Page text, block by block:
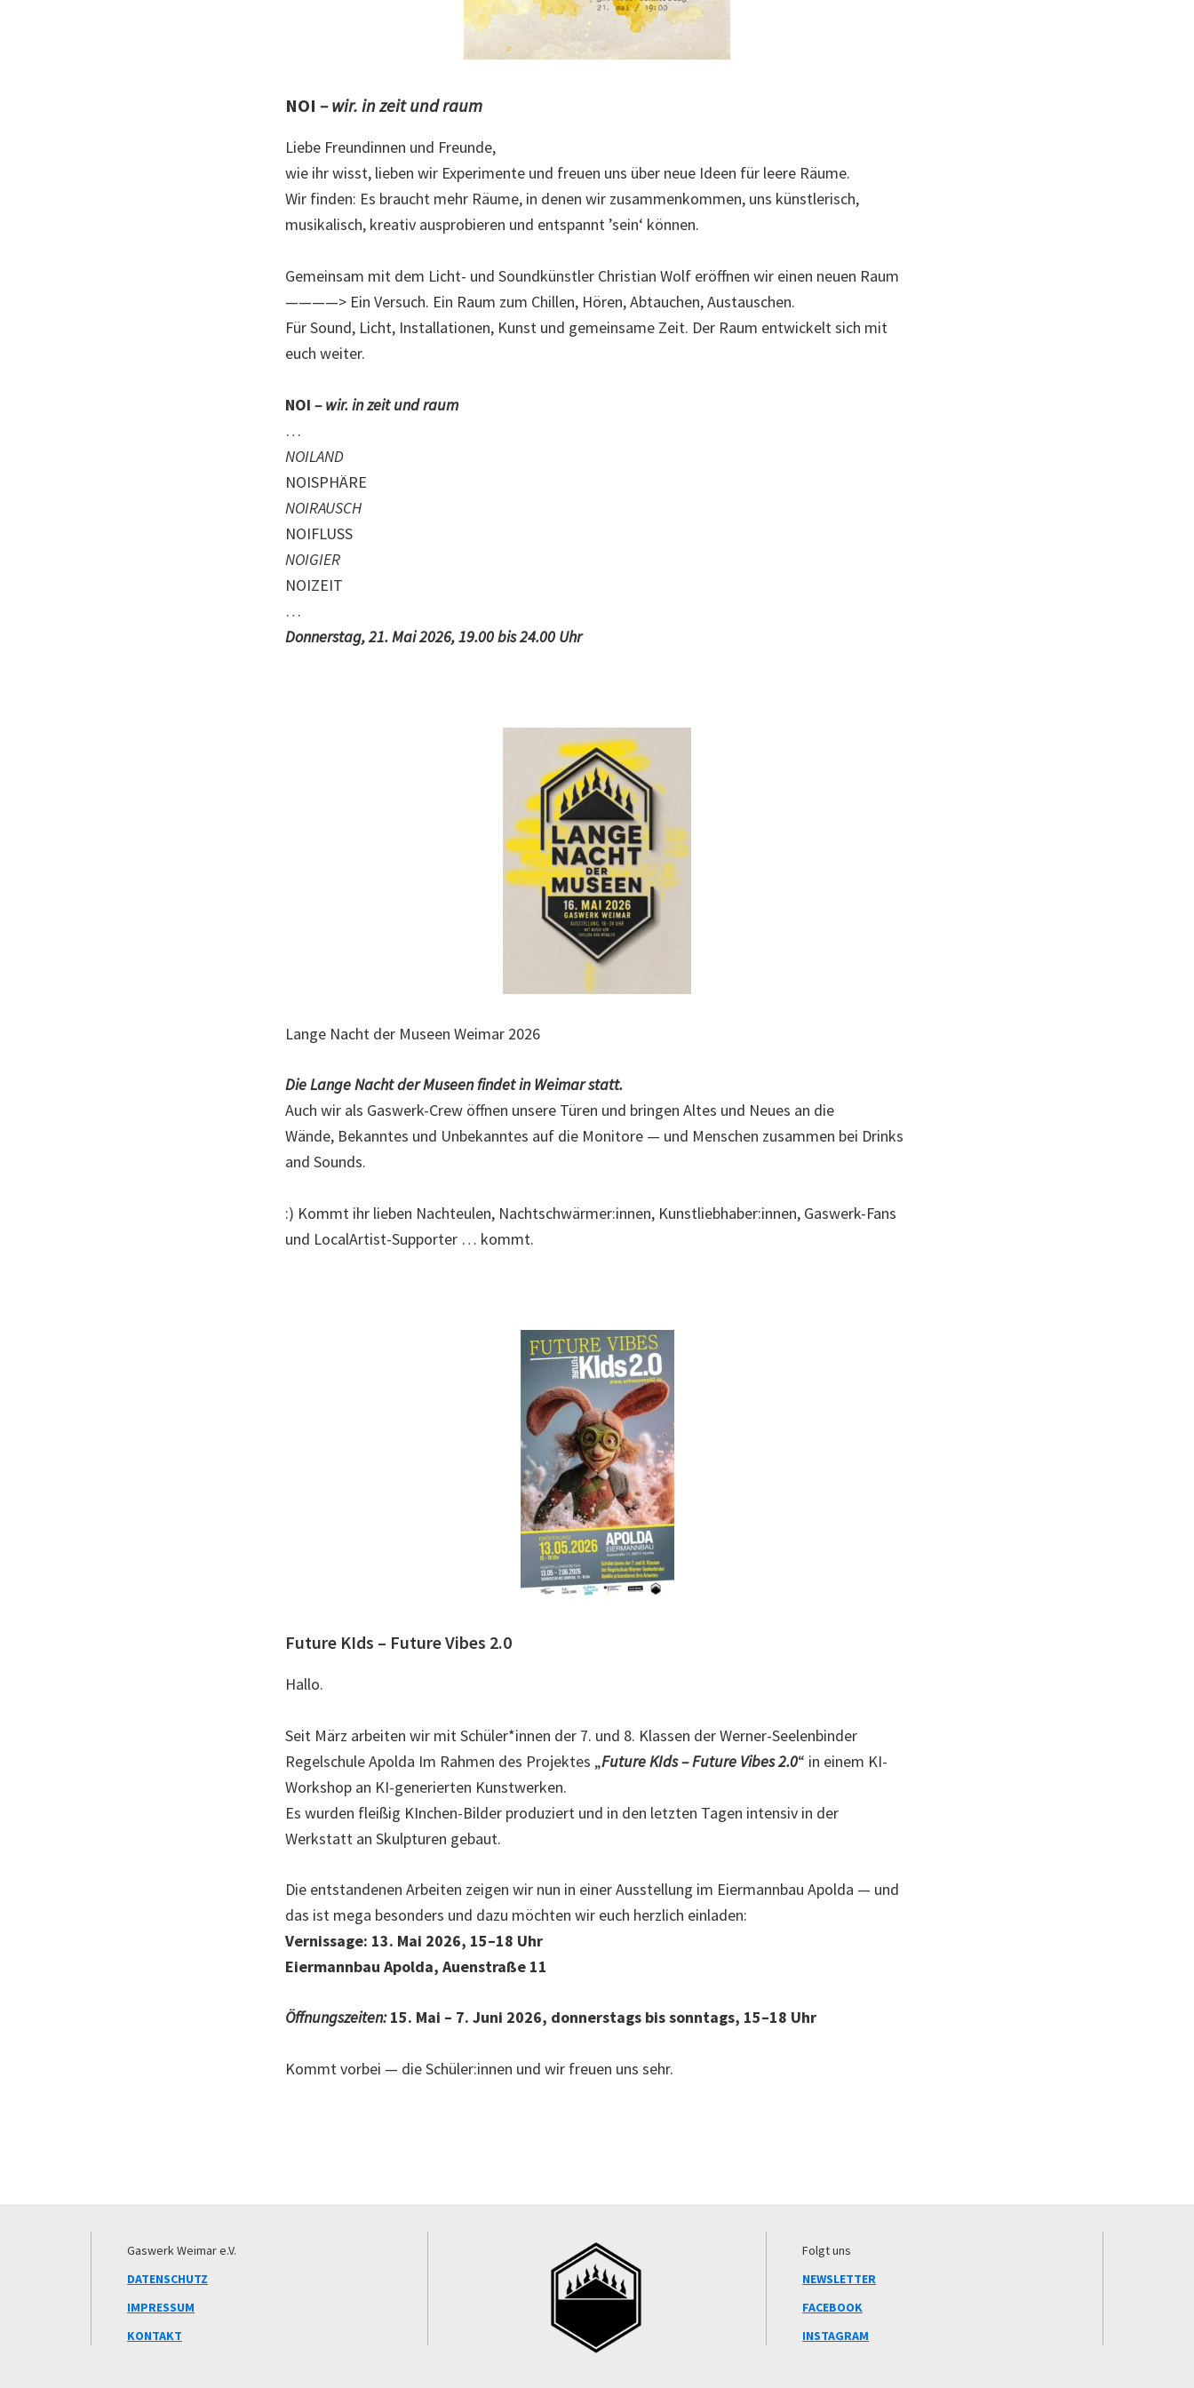
NOI – wir. in zeit und raum
Liebe Freundinnen und Freunde,
wie ihr wisst, lieben wir Experimente und freuen uns über neue Ideen für leere Räume.
Wir finden: Es braucht mehr Räume, in denen wir zusammenkommen, uns künstlerisch,
musikalisch, kreativ ausprobieren und entspannt ’sein‘ können.
Gemeinsam mit dem Licht- und Soundkünstler Christian Wolf eröffnen wir einen neuen Raum
————> Ein Versuch. Ein Raum zum Chillen, Hören, Abtauchen, Austauschen.
Für Sound, Licht, Installationen, Kunst und gemeinsame Zeit. Der Raum entwickelt sich mit
euch weiter.
NOI – wir. in zeit und raum
…
NOILAND
NOISPHÄRE
NOIRAUSCH
NOIFLUSS
NOIGIER
NOIZEIT
…
Donnerstag, 21. Mai 2026, 19.00 bis 24.00 Uhr
Lange Nacht der Museen Weimar 2026
Die Lange Nacht der Museen findet in Weimar statt.
Auch wir als Gaswerk-Crew öffnen unsere Türen und bringen Altes und Neues an die
Wände, Bekanntes und Unbekanntes auf die Monitore — und Menschen zusammen bei Drinks
and Sounds.
:) Kommt ihr lieben Nachteulen, Nachtschwärmer:innen, Kunstliebhaber:innen, Gaswerk-Fans
und LocalArtist-Supporter … kommt.
Future KIds – Future Vibes 2.0
Hallo.
Seit März arbeiten wir mit Schüler*innen der 7. und 8. Klassen der Werner-Seelenbinder
Regelschule Apolda Im Rahmen des Projektes „Future KIds – Future Vibes 2.0“ in einem KI-
Workshop an KI-generierten Kunstwerken.
Es wurden fleißig KInchen-Bilder produziert und in den letzten Tagen intensiv in der
Werkstatt an Skulpturen gebaut.
Die entstandenen Arbeiten zeigen wir nun in einer Ausstellung im Eiermannbau Apolda — und
das ist mega besonders und dazu möchten wir euch herzlich einladen:
Vernissage: 13. Mai 2026, 15–18 Uhr
Eiermannbau Apolda, Auenstraße 11
Öffnungszeiten:15. Mai – 7. Juni 2026, donnerstags bis sonntags, 15–18 Uhr
Kommt vorbei — die Schüler:innen und wir freuen uns sehr.
Gaswerk Weimar e.V.
DATENSCHUTZ
IMPRESSUM
KONTAKT
Folgt uns
NEWSLETTER
FACEBOOK
INSTAGRAM